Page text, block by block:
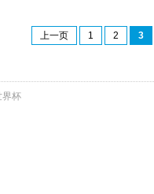
上一页 1 2 3
界杯